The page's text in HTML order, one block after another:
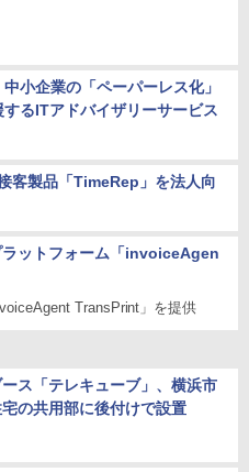
小企業の「ペーパーレス化」
るITアドバイザリーサービス
客製品「TimeRep」を法人向
ットフォーム「invoiceAgen
TransPrint」を提供
ス「テレキューブ」、横浜市
の共用部に後付けで設置